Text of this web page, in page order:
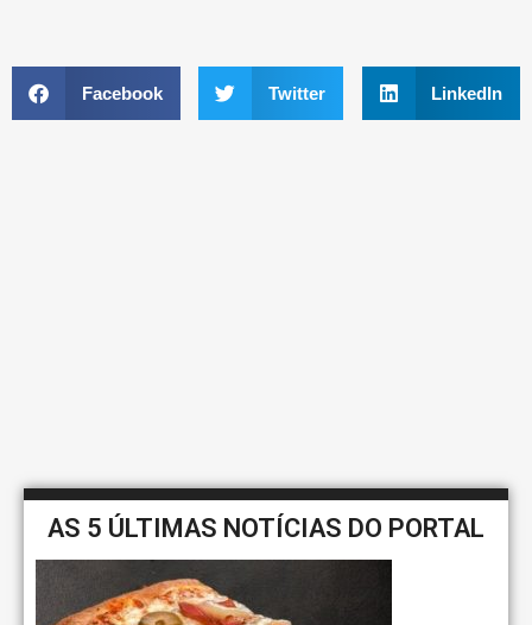
Facebook Twitter LinkedIn
AS 5 ÚLTIMAS NOTÍCIAS DO PORTAL